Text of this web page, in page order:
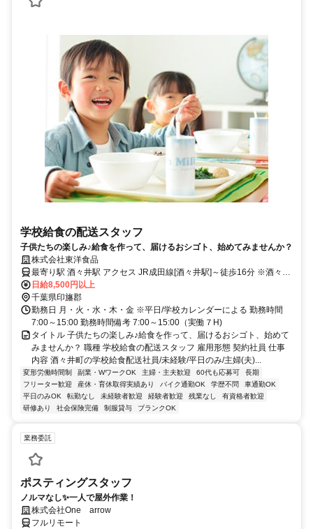
学校給食の配送スタッフ
子供たちの楽しみ♪給食を作って、届けるおシゴト、始めてみませんか？
株式会社東洋食品
最寄り駅 酒々井駅 アクセス JR成田線[酒々井駅]～徒歩16分 ※酒々井
小学校近く ※車通勤可
日給8,500円以上
千葉県印旛郡
勤務日 月・火・水・木・金 ※平日/学校カレンダーによる 勤務時間
7:00～15:00 勤務時間備考 7:00～15:00（実働７H)
タイトル 子供たちの楽しみ♪給食を作って、届けるおシゴト、始めて
みませんか？ 職種 学校給食の配送スタッフ 雇用形態 契約社員 仕事
内容 酒々井町の学校給食配送社員/未経験/平日のみ/主婦(夫)...
変形労働時間制 副業・WワークOK 主婦・主夫歓迎 60代も応募可
長期
フリーター歓迎
産休・育休取得実績あり バイク通勤OK 学歴不問
車通勤OK
平日のみOK
転勤なし 未経験者歓迎 経験者歓迎 残業なし
有資格者歓迎
研修あり
社会保険完備 制服貸与 ブランクOK
業務委託
ポスティングスタッフ
ノルマなし✨一人で屋外作業！
株式会社One arrow
フルリモート